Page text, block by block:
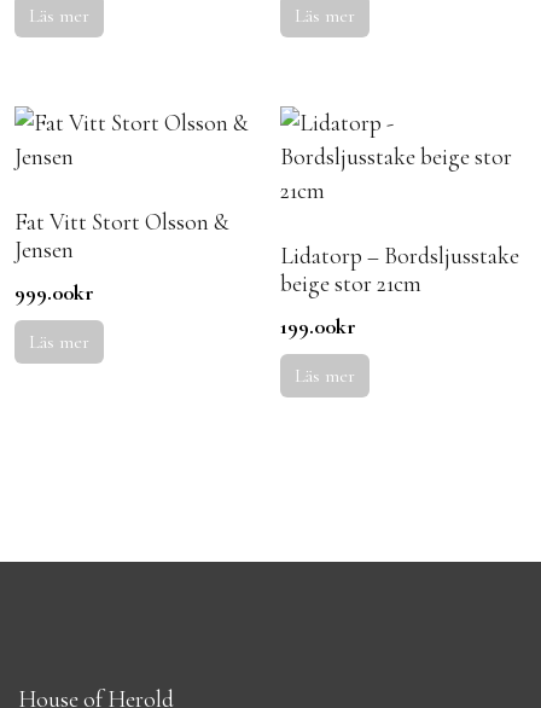
Läs mer Läs mer
Fat Vitt Stort Olsson &
Jensen
999.00kr
Läs mer
Lidatorp – Bordsljusstake
beige stor 21cm
199.00kr
Läs mer
House of Herold